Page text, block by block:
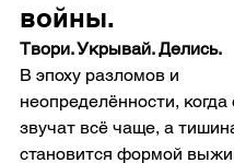
войны.
Твори. Укрывай. Делись.
В эпоху разломов и
неопределённости,
звучат всё чаще, а
становится формой